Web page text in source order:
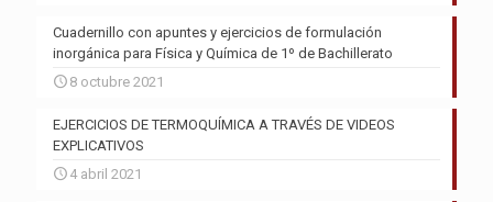
Cuadernillo con apuntes y ejercicios de formulación
inorgánica para Física y Química de 1º de Bachillerato
8 octubre 2021
EJERCICIOS DE TERMOQUÍMICA A TRAVÉS DE VIDEOS
EXPLICATIVOS
4 abril 2021